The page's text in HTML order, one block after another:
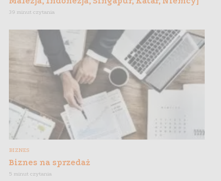
39 minut czytania
BIZNES
Biznes na sprzedaż
5 minut czytania